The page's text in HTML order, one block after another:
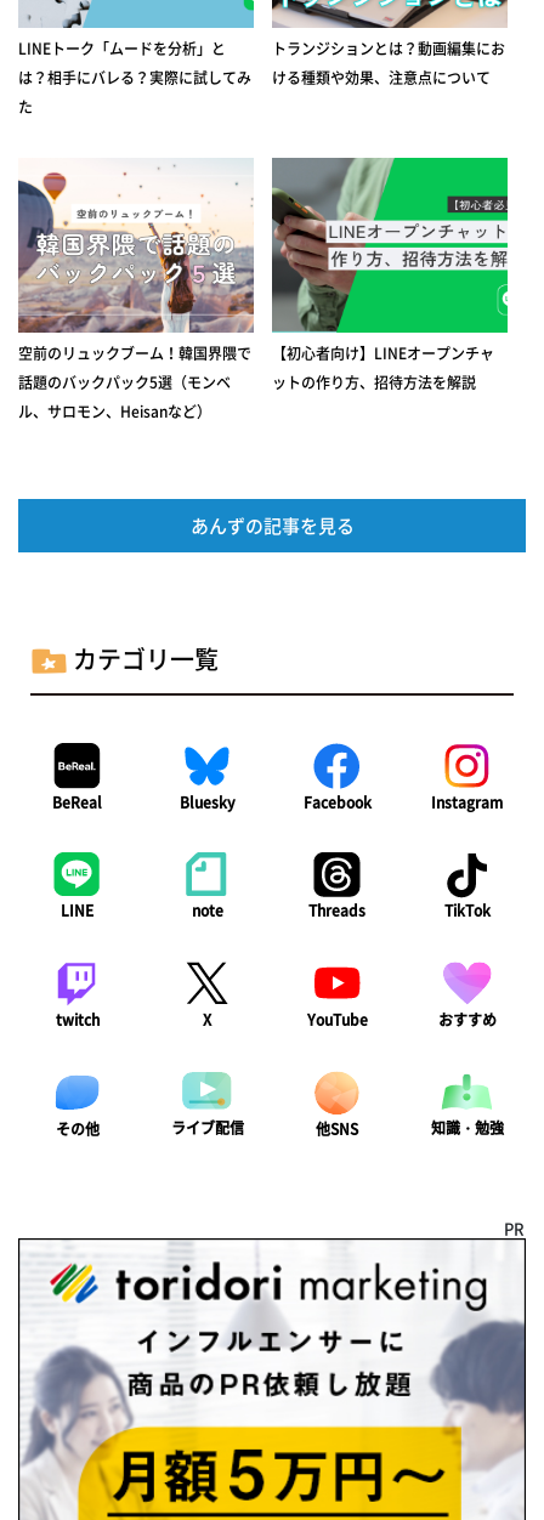
LINEトーク「ムードを分析」と
は？相手にバレる？実際に試してみ
た
トランジションとは？動画編集にお
ける種類や効果、注意点について
空前のリュックブーム！韓国界隈で
話題のバックパック5選（モンベ
ル、サロモン、Heisanなど）
【初心者向け】LINEオープンチャ
ットの作り方、招待方法を解説
あんずの記事を見る
カテゴリ一覧
BeReal Bluesky Facebook Instagram
LINE note Threads TikTok
twitch X YouTube おすすめ
その他 ライブ配信 他SNS 知識・勉強
PR